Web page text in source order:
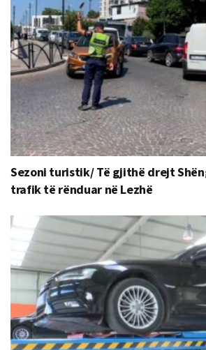
Sezoni turistik/ Të gjithë drejt
trafik të rënduar në Lezhë